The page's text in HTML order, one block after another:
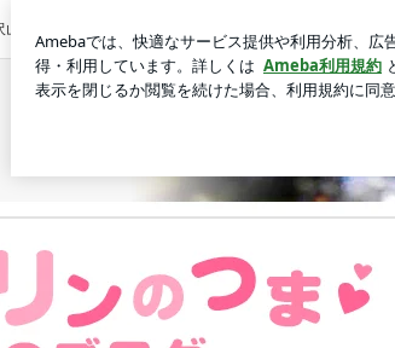
で揚げるサクサク串揚げ | ★ダーリンのつ
山作ったお肉たっぷりの肉じゃが